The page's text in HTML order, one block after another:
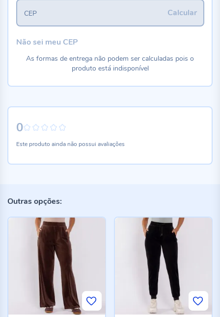
0
Este produto ainda não possui avaliações
Calcular
CEP
Não sei meu CEP
As formas de entrega não podem ser calculadas pois o
produto está indisponível
Outras opções: